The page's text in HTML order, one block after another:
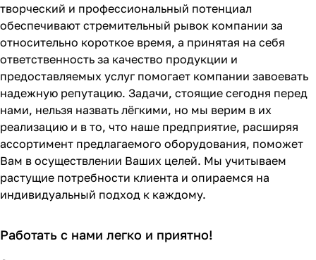
творческий и профессиональный потенциал
обеспечивают стремительный рывок компании за
относительно короткое время, а принятая на себя
ответственность за качество продукции и
предоставляемых услуг помогает компании завоевать
надежную репутацию. Задачи, стоящие сегодня перед
нами, нельзя назвать лёгкими, но мы верим в их
реализацию и в то, что наше предприятие, расширяя
ассортимент предлагаемого оборудования, поможет
Вам в осуществлении Ваших целей. Мы учитываем
растущие потребности клиента и опираемся на
индивидуальный подход к каждому.
Работать с нами легко и приятно!